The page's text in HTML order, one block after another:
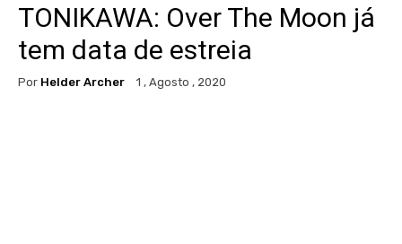
TONIKAWA: Over The Moon já
tem data de estreia
Por Helder Archer 1 , Agosto , 2020